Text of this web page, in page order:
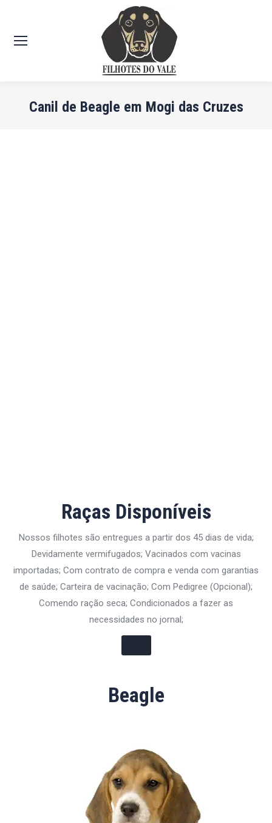
Canil de Beagle em Mogi das Cruzes
Raças Disponíveis
Nossos filhotes são entregues a partir dos 45 dias de vida;
Devidamente vermifugados; Vacinados com vacinas
importadas; Com contrato de compra e venda com garantias
de saúde; Carteira de vacinação; Com Pedigree (Opcional);
Comendo ração seca; Condicionados a fazer as
necessidades no jornal;
Beagle